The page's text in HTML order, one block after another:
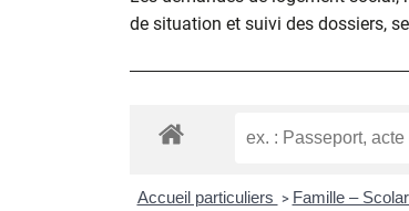
de situation et suivi des dossiers,
Accueil particuliers > Famille –